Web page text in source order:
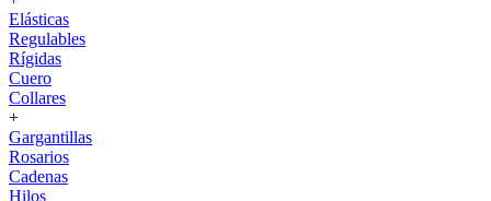
Elásticas
Regulables
Rígidas
Cuero
Collares
+
Gargantillas
Rosarios
Cadenas
Hilos